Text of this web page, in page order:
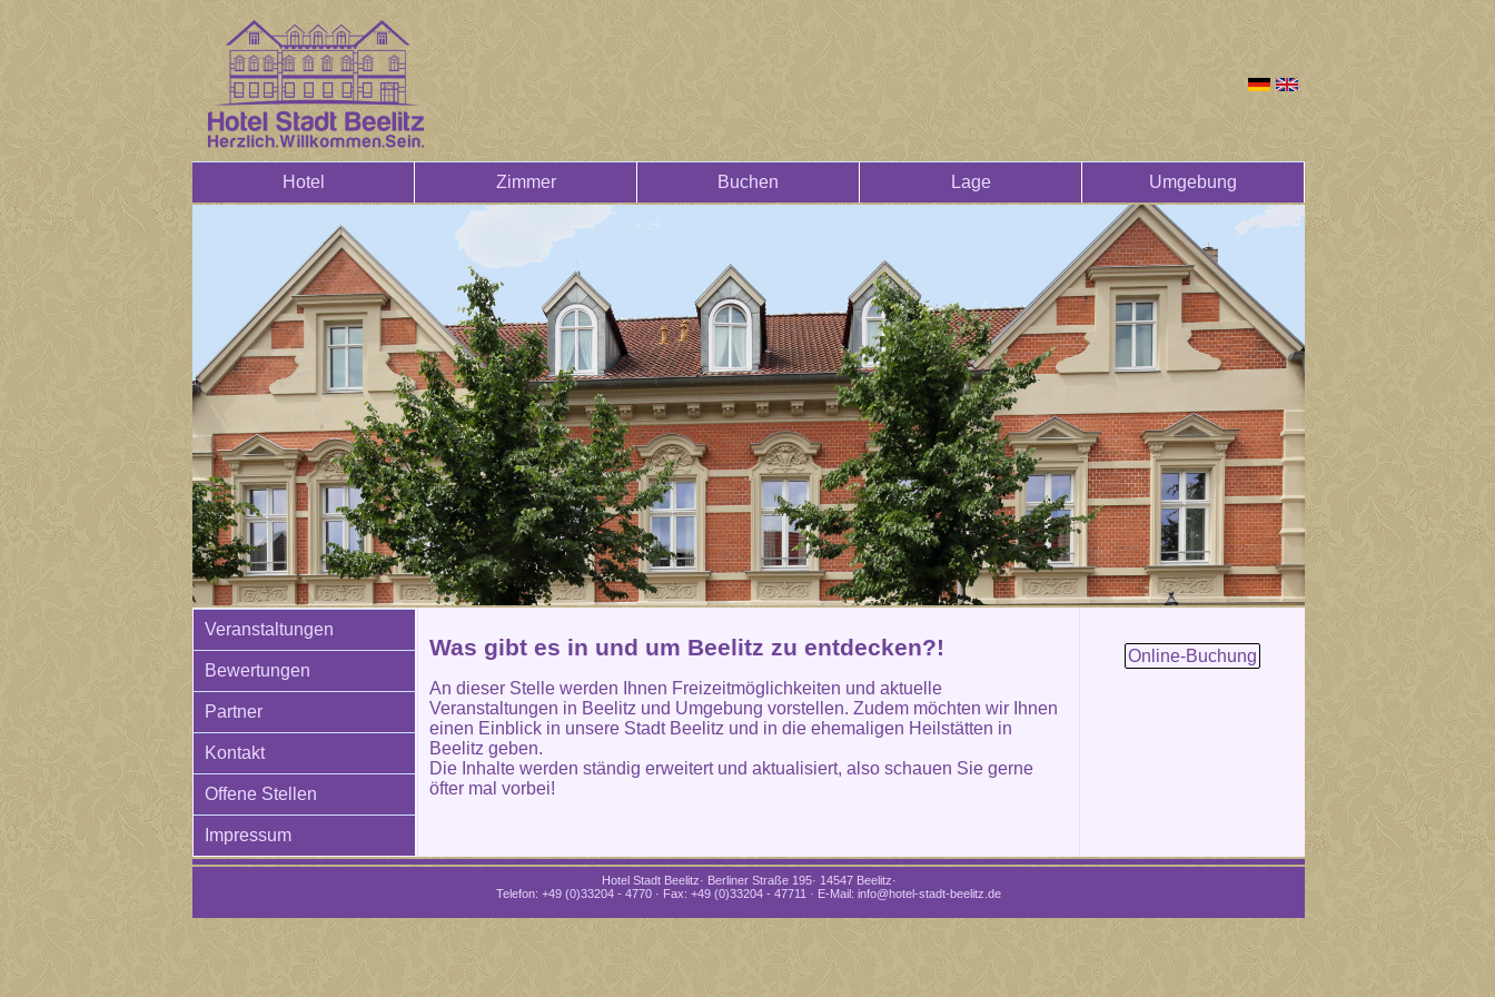
Hotel Zimmer Buchen Lage Umgebung
Veranstaltungen
Bewertungen
Partner
Kontakt
Offene Stellen
Impressum
Was gibt es in und um Beelitz zu entdecken?!
An dieser Stelle werden Ihnen Freizeitmöglichkeiten und aktuelle
Veranstaltungen in Beelitz und Umgebung vorstellen. Zudem möchten wir Ihnen
einen Einblick in unsere Stadt Beelitz und in die ehemaligen Heilstätten in
Beelitz geben.
Die Inhalte werden ständig erweitert und aktualisiert, also schauen Sie gerne
öfter mal vorbei!
Online-Buchung
Hotel Stadt Beelitz· Berliner Straße 195· 14547 Beelitz·
Telefon: +49 (0)33204 - 4770 · Fax: +49 (0)33204 - 47711 · E-Mail: info@hotel-stadt-beelitz.de